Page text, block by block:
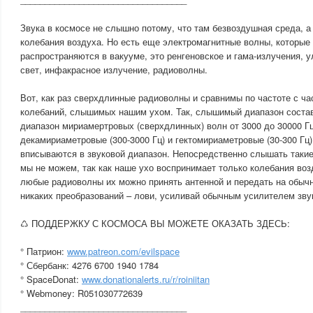
Звука в космосе не слышно потому, что там безвоздушная среда,
колебания воздуха. Но есть еще электромагнитные волны, которые
распространяются в вакууме, это ренгеновское и гама-излучения,
свет, инфакрасное излучение, радиоволны.
Вот, как раз сверхдлинные радиоволны и сравнимы по частоте с
колебаний, слышимых нашим ухом. Так, слышимый диапазон
диапазон мириамертровых (сверхдлинных) волн от 3000 до 30000
декамириаметровые (300-3000 Гц) и гектомириаметровые (30-300
вписываются в звуковой диапазон. Непосредственно слышать
мы не можем, так как наше ухо воспринимает только колебания
любые радиоволны их можно принять антенной и передать на
никаких преобразований – лови, усиливай обычным усилителем
♺ ПОДДЕРЖКУ С КОСМОСА ВЫ МОЖЕТЕ ОКАЗАТЬ ЗДЕСЬ:
° Патрион: www.patreon.com/evilspace
° Сбербанк: 4276 6700 1940 1784
° SpaceDonat: www.donationalerts.ru/r/roiniitan
° Webmoney: R051030772639